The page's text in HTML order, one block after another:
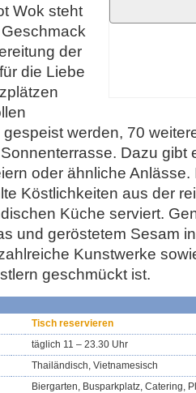
Wok steht
der
die Liebe
werden, 70
Dazu gibt
oder ähnliche
Köstlichkeiten aus der
Küche serviert.
und geröstetem Sesam
Kunstwerke
geschmückt ist.
Tisch reservieren
täglich 11 – 23.30 Uhr
Thailändisch, Vietnamesisch
Biergarten, Busparkplatz, Catering,